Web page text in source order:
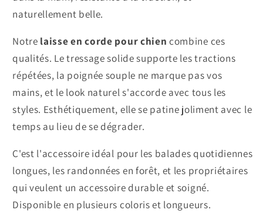
naturellement belle.
Notre laisse en corde pour chien combine ces
qualités. Le tressage solide supporte les tractions
répétées, la poignée souple ne marque pas vos
mains, et le look naturel s'accorde avec tous les
styles. Esthétiquement, elle se patine joliment avec le
temps au lieu de se dégrader.
C'est l'accessoire idéal pour les balades quotidiennes
longues, les randonnées en forêt, et les propriétaires
qui veulent un accessoire durable et soigné.
Disponible en plusieurs coloris et longueurs.